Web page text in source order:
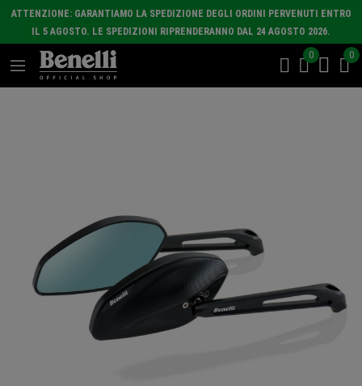
ATTENZIONE: GARANTIAMO LA SPEDIZIONE DEGLI ORDINI PERVENUTI ENTRO
IL 5 AGOSTO. LE SPEDIZIONI RIPRENDERANNO DAL 24 AGOSTO 2026.
0 0